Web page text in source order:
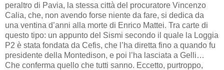
peraltro di Pavia, la stessa città del procuratore Vincenzo
Calia, che, non avendo forse niente da fare, si dedica da
una ventina d’anni alla morte di Enrico Mattei. Tra carte di
questo tipo: un appunto del Sismi secondo il quale la Loggia
P2 è stata fondata da Cefis, che l’ha diretta fino a quando fu
presidente della Montedison, e poi l’ha lasciata a Gelli…
Che conferma quello che tutti sanno. Eccetto, purtroppo,